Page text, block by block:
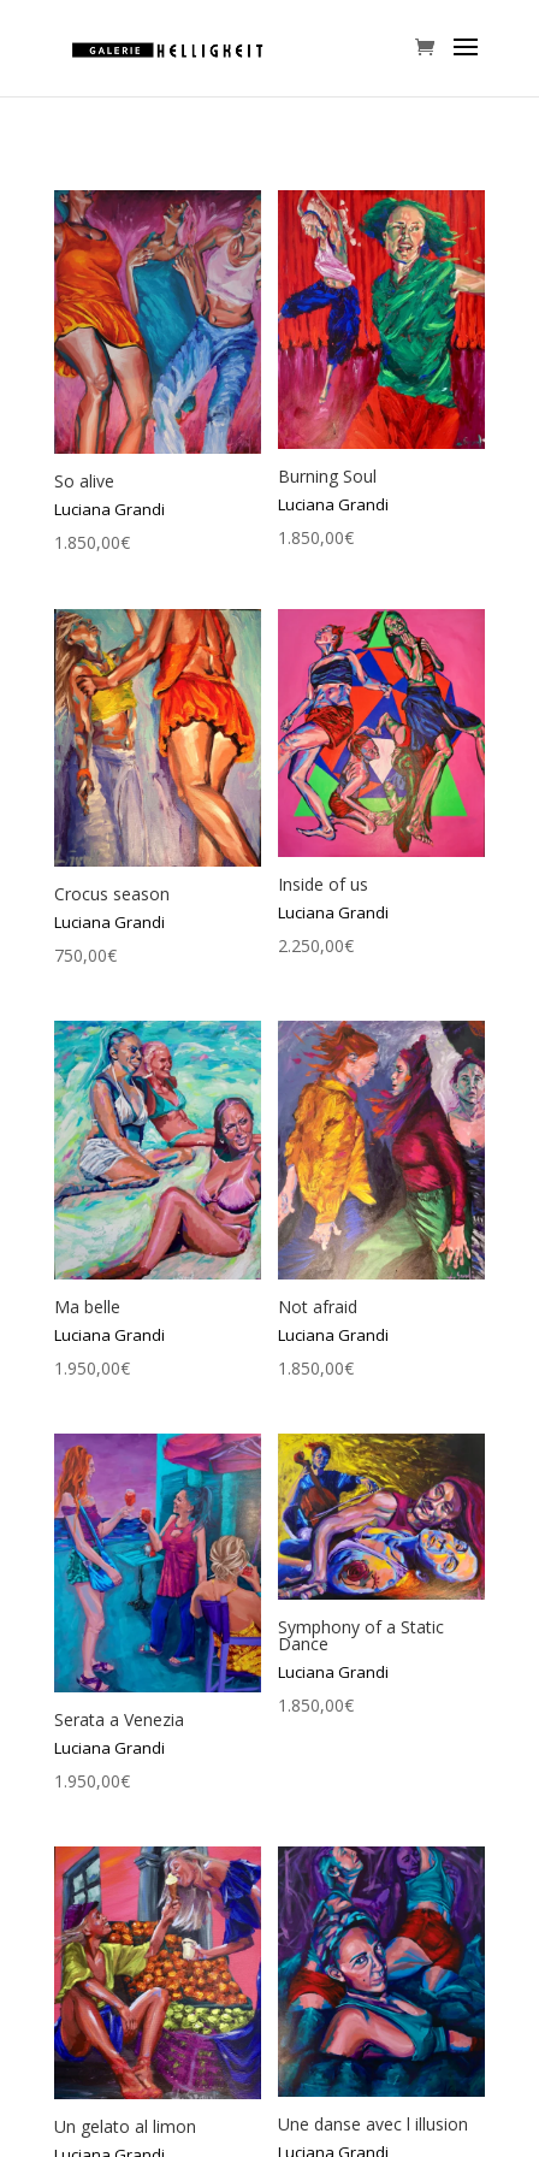
So alive
Luciana Grandi
1.850,00€
Burning Soul
Luciana Grandi
1.850,00€
Crocus season
Luciana Grandi
750,00€
Inside of us
Luciana Grandi
2.250,00€
Ma belle
Luciana Grandi
1.950,00€
Not afraid
Luciana Grandi
1.850,00€
Serata a Venezia
Luciana Grandi
1.950,00€
Symphony of a Static
Dance
Luciana Grandi
1.850,00€
Un gelato al limon Une danse avec l illusion
Luciana Grandi